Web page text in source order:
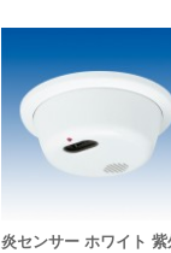
炎センサー ホワイト 紫